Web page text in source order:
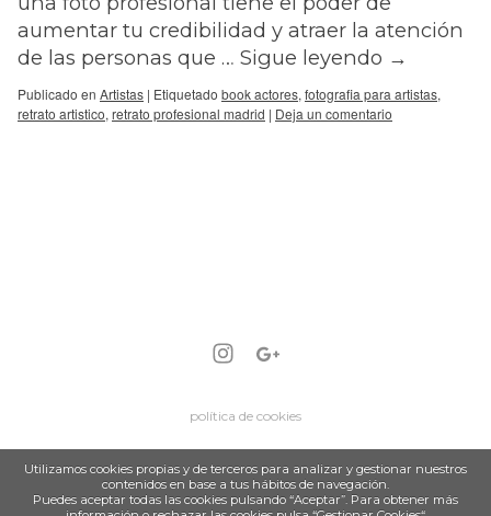
aumentar tu credibilidad y atraer la atención
de las personas que … Sigue leyendo →
Publicado en Artistas | Etiquetado book actores, fotografia para artistas,
retrato artistico, retrato profesional madrid | Deja un comentario
política de cookies
Utilizamos cookies propias y de terceros para analizar y gestionar nuestros
contenidos en base a tus hábitos de navegación.
Puedes aceptar todas las cookies pulsando “Aceptar”. Para obtener más